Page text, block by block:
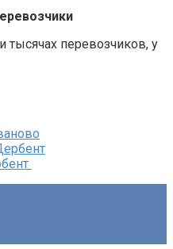
перевозчиков, у